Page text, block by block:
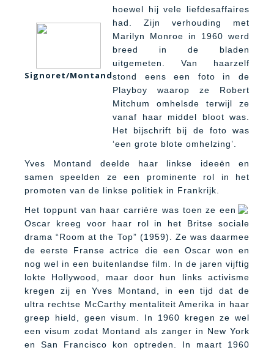
Signoret/Montand
hoewel hij vele liefdesaffaires
had. Zijn verhouding met
Marilyn Monroe in 1960 werd
breed in de bladen
uitgemeten. Van haarzelf
stond eens een foto in de
Playboy waarop ze Robert
Mitchum omhelsde terwijl ze
vanaf haar middel bloot was.
Het bijschrift bij de foto was
‘een grote blote omhelzing’.
Yves Montand deelde haar linkse ideeën en
samen speelden ze een prominente rol in het
promoten van de linkse politiek in Frankrijk.
Het toppunt van haar carrière was toen ze een
Oscar kreeg voor haar rol in het Britse sociale
drama “Room at the Top” (1959). Ze was daarmee
de eerste Franse actrice die een Oscar won en
nog wel in een buitenlandse film. In de jaren vijftig
lokte Hollywood, maar door hun links activisme
kregen zij en Yves Montand, in een tijd dat de
ultra rechtse McCarthy mentaliteit Amerika in haar
greep hield, geen visum. In 1960 kregen ze wel
een visum zodat Montand als zanger in New York
en San Francisco kon optreden. In maart 1960